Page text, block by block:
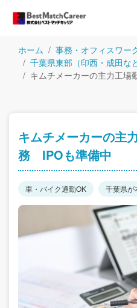
ホーム
事務・オフィスワー
千葉県東部（印西・成田など
キムチメーカーの主力工
キムチメーカーの主
務 IPOも準備中
車・バイク通勤OK 千葉県が